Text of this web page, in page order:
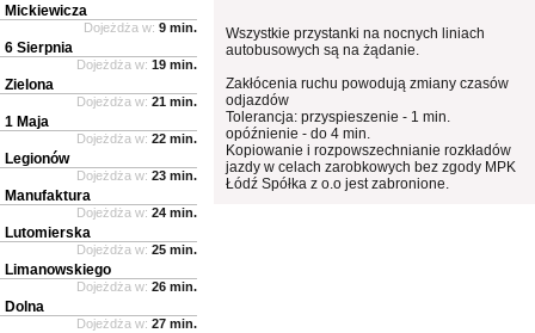
Wszystkie przystanki na nocnych liniach
autobusowych są na żądanie.
Zakłócenia ruchu powodują zmiany czasów
odjazdów
Tolerancja: przyspieszenie - 1 min.
opóźnienie - do 4 min.
Kopiowanie i rozpowszechnianie rozkładów
jazdy w celach zarobkowych bez zgody MPK
Łódź Spółka z o.o jest zabronione.
Mickiewicza
Dojeżdża w: 9 min.
6 Sierpnia
Dojeżdża w: 19 min.
Zielona
Dojeżdża w: 21 min.
1 Maja
Dojeżdża w: 22 min.
Legionów
Dojeżdża w: 23 min.
Manufaktura
Dojeżdża w: 24 min.
Lutomierska
Dojeżdża w: 25 min.
Limanowskiego
Dojeżdża w: 26 min.
Dolna
Dojeżdża w: 27 min.